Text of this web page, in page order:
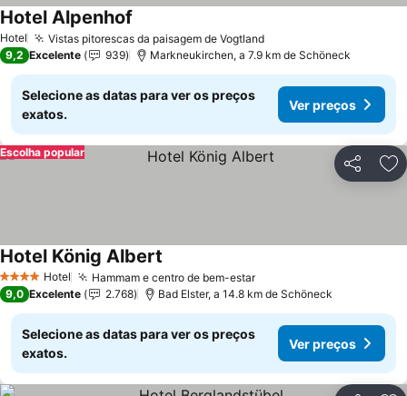
Hotel Vistas pitorescas da paisagem de VogtlandVer preços
Hotel Alpenhof
9,2 Excelente 939 Markneukirchen, a 7.9 km de Schöneck
Selecione as datas para ver os preços
exatos.
Ver preços
Partilhar
Escolha popular
4 EstrelasHotel Hammam e centro de bem-estarVer preços
Hotel König Albert
9,0 Excelente 2.768 Bad Elster, a 14.8 km de Schöneck
Selecione as datas para ver os preços
exatos.
Ver preços